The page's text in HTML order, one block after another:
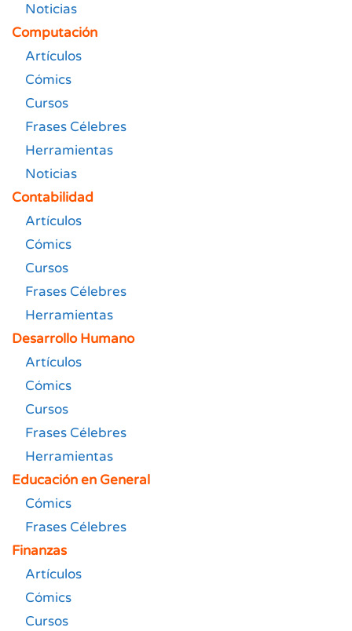
Noticias
Computación
Artículos
Cómics
Cursos
Frases Célebres
Herramientas
Noticias
Contabilidad
Artículos
Cómics
Cursos
Frases Célebres
Herramientas
Desarrollo Humano
Artículos
Cómics
Cursos
Frases Célebres
Herramientas
Educación en General
Cómics
Frases Célebres
Finanzas
Artículos
Cómics
Cursos